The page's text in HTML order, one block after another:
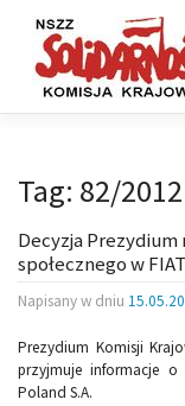
content
Tag: 82/2012
Decyzja Prezydium
społecznego w
Napisany w dniu
Prezydium Komisji
przyjmuje informacje
Poland S.A.